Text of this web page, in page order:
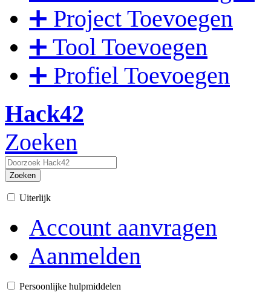
➕ Project Toevoegen
➕ Tool Toevoegen
➕ Profiel Toevoegen
Hack42
Zoeken
Zoeken
Uiterlijk
Account aanvragen
Aanmelden
Persoonlijke hulpmiddelen